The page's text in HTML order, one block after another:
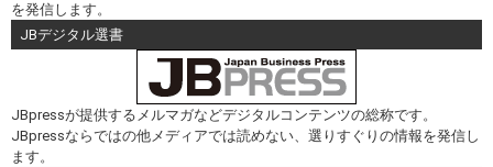
を発信します。
JBデジタル選書
JBpressが提供するメルマガなどデジタルコンテンツの総称です。
JBpressならではの他メディアでは読めない、選りすぐりの情報を発信し
ます。